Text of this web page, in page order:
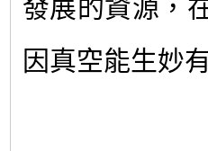
發展的資源，
因真空能生妙